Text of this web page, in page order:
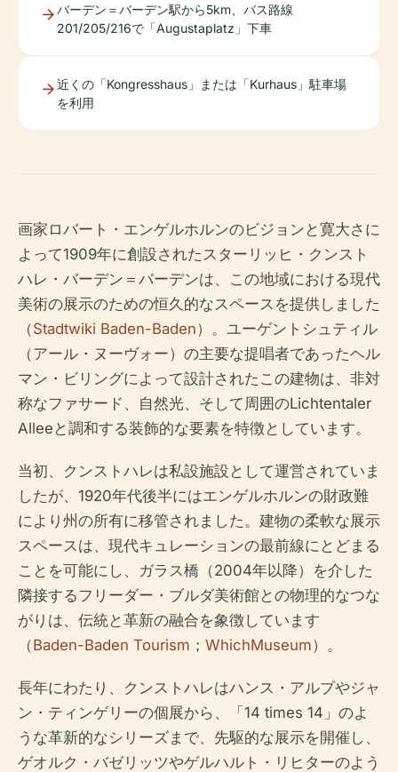
バーデン＝バーデン駅から5km、バス路線
201/205/216で「Augustaplatz」下車
近くの「Kongresshaus」または「Kurhaus」駐車場
を利用
画家ロバート・エンゲルホルンのビジョンと寛大さに
よって1909年に創設されたスターリッヒ・クンスト
ハレ・バーデン＝バーデンは、この地域における現代
美術の展示のための恒久的なスペースを提供しました
（Stadtwiki Baden-Baden）。ユーゲントシュティル
（アール・ヌーヴォー）の主要な提唱者であったヘル
マン・ビリングによって設計されたこの建物は、非対
称なファサード、自然光、そして周囲のLichtentaler
Alleeと調和する装飾的な要素を特徴としています。
当初、クンストハレは私設施設として運営されていま
したが、1920年代後半にはエンゲルホルンの財政難
により州の所有に移管されました。建物の柔軟な展示
スペースは、現代キュレーションの最前線にとどまる
ことを可能にし、ガラス橋（2004年以降）を介した
隣接するフリーダー・ブルダ美術館との物理的なつな
がりは、伝統と革新の融合を象徴しています
（Baden-Baden Tourism ； WhichMuseum）。
長年にわたり、クンストハレはハンス・アルプやジャ
ン・ティンゲリーの個展から、「14 times 14」のよ
うな革新的なシリーズまで、先駆的な展示を開催し、
ゲオルク・バゼリッツやゲルハルト・リヒターのよう